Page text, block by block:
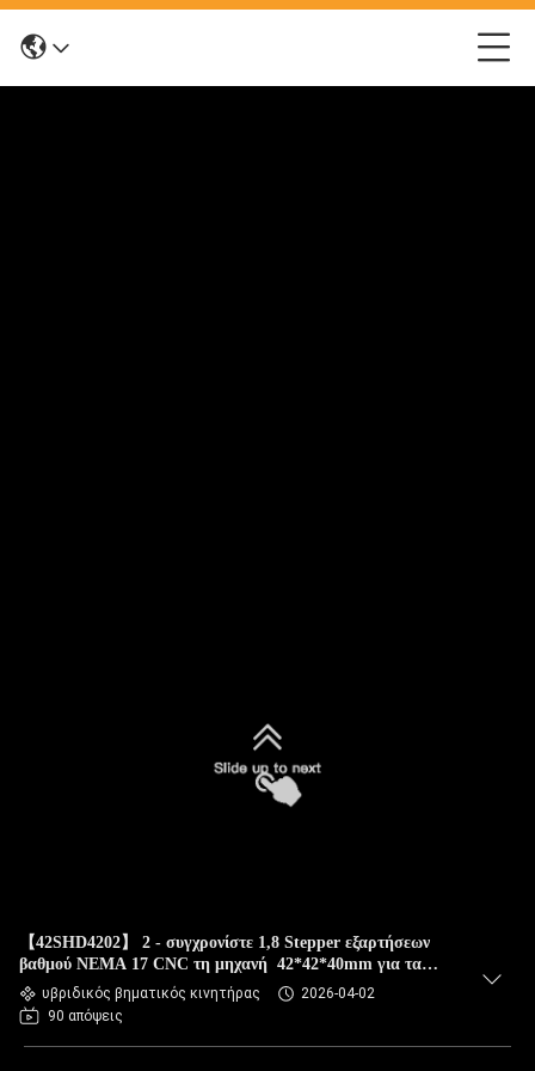
【42SHD4202】 2 - συγχρονίστε 1,8 Stepper εξαρτήσεων
βαθμού NEMA 17 CNC τη μηχανή 42*42*40mm για τα
τρισδιάστατα εξαρτήματα εκτυπωτών
υβριδικός βηματικός κινητήρας
2026-04-02
90 απόψεις